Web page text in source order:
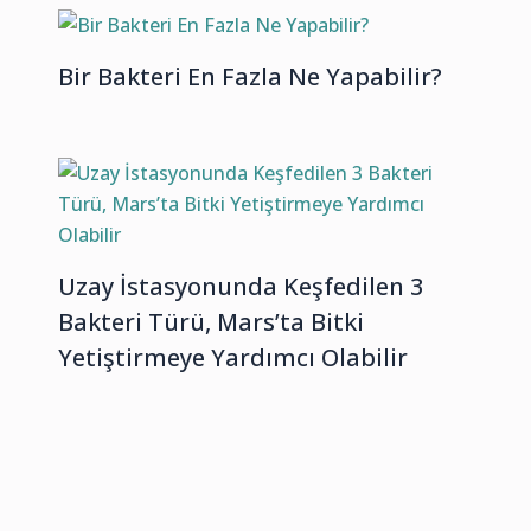
Bir Bakteri En Fazla Ne Yapabilir?
Uzay İstasyonunda Keşfedilen 3
Bakteri Türü, Mars’ta Bitki
Yetiştirmeye Yardımcı Olabilir